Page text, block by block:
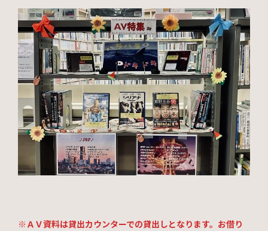
※ＡＶ資料は貸出カウンターでの貸出しとなります。お借り